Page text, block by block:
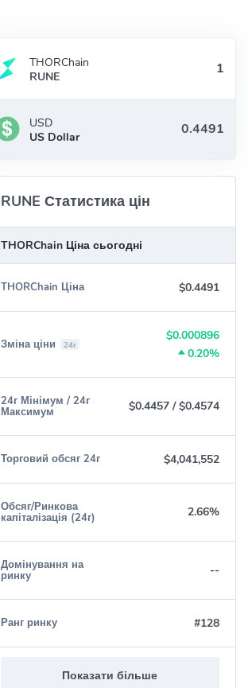
THORChain
RUNE
USD
US Dollar
RUNE Статистика цін
THORChain Ціна сьогодні
THORChain Ціна $0.4491
Зміна ціни 24г
$0.000896
0.20%
24г Мінімум / 24г
Максимум $0.4457 /$0.4574
Торговий обсяг 24г $4,041,552
Обсяг/Ринкова
капіталізація (24г) 2.66%
Домінування на
ринку --
Ранг ринку #128
Показати більше